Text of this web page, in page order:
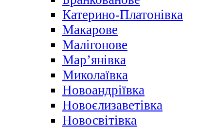
Катерино-Платонівка
Макарове
Малігонове
Мар’янівка
Миколаївка
Новоандріївка
Новоєлизаветівка
Новосвітівка